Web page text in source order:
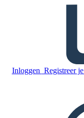
Inloggen Registreer
Dell'Ontario
MAAK EEN